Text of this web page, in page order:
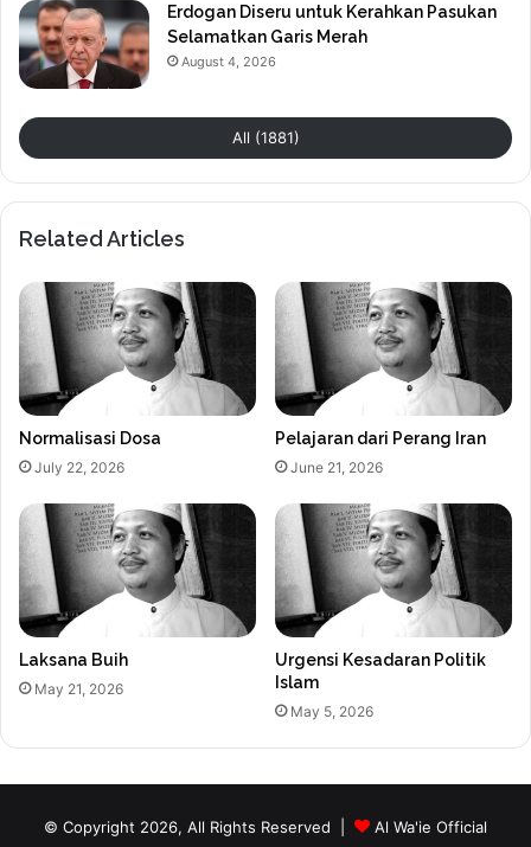
Erdogan Diseru untuk Kerahkan Pasukan
Selamatkan Garis Merah
August 4, 2026
All (1881)
Related Articles
Normalisasi Dosa
July 22, 2026
Pelajaran dari Perang Iran
June 21, 2026
Laksana Buih
May 21, 2026
Urgensi Kesadaran Politik
Islam
May 5, 2026
© Copyright 2026, All Rights Reserved | Al Wa'ie Official